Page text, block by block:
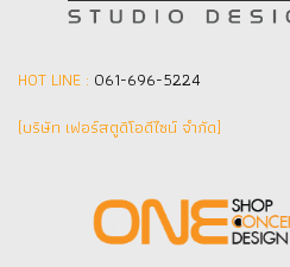
HOT LINE : 061-696-5224
(บริษัท เฟอร์สตูดิโอดีไซน์ จำกัด]